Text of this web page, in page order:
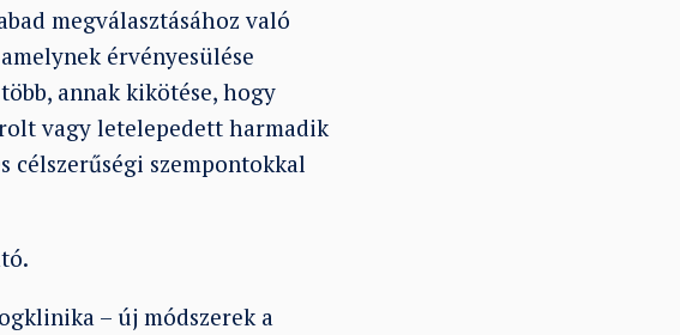
megválasztásához való
érvényesülése
annak kikötése, hogy
vagy letelepedett harmadik
célszerűségi szempontokkal
– új módszerek a